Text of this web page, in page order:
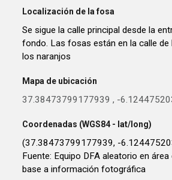
Localización de la fosa
Se sigue la calle principal desde la
fondo. Las fosas están en la calle de
los naranjos
Mapa de ubicación
37.38473799177939 , -
Coordenadas (WGS84 - lat/long)
(37.38473799177939, -
Fuente: Equipo DFA aleatorio en
base a información fotográfica